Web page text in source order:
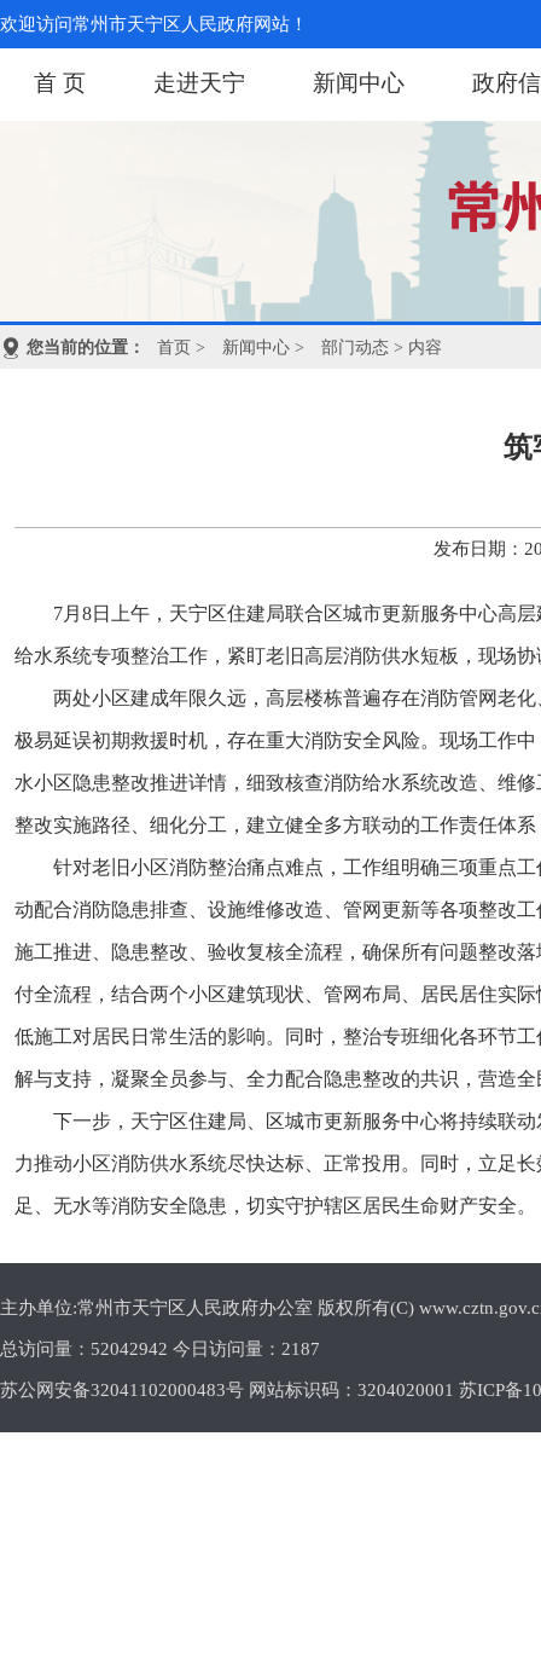
欢迎访问常州市天宁区人民政府网站！
首 页 走进天宁 新闻中心 政府
您当前的位置： 首页 > 新闻中心 > 部门动态 > 内容
筑
发布日期：
7月8日上午，天宁区住建局联合区城市更新服务中心高
给水系统专项整治工作，紧盯老旧高层消防供水短板，现场
两处小区建成年限久远，高层楼栋普遍存在消防管网老
极易延误初期救援时机，存在重大消防安全风险。现场工作
水小区隐患整改推进详情，细致核查消防给水系统改造、维
整改实施路径、细化分工，建立健全多方联动的工作责任体
针对老旧小区消防整治痛点难点，工作组明确三项重点
动配合消防隐患排查、设施维修改造、管网更新等各项整改
施工推进、隐患整改、验收复核全流程，确保所有问题整改
付全流程，结合两个小区建筑现状、管网布局、居民居住实
低施工对居民日常生活的影响。同时，整治专班细化各环节
解与支持，凝聚全员参与、全力配合隐患整改的共识，营造
下一步，天宁区住建局、区城市更新服务中心将持续联
力推动小区消防供水系统尽快达标、正常投用。同时，立足
足、无水等消防安全隐患，切实守护辖区居民生命财产安全。
主办单位:常州市天宁区人民政府办公室 版权所有(C)
总访问量： 52042942 今日访问量： 2187
苏公网安备32041102000483号 网站标识码：3204020001 苏ICP备